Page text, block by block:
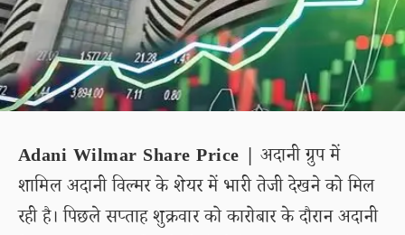
Adani Wilmar Share Price | अदानी ग्रुप में
शामिल अदानी विल्मर के शेयर में भारी तेजी देखने को मिल
रही है। पिछले सप्ताह शुक्रवार को कारोबार के दौरान अदानी